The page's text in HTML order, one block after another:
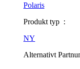
Polaris
Produkt typ :
NY
Alternativt